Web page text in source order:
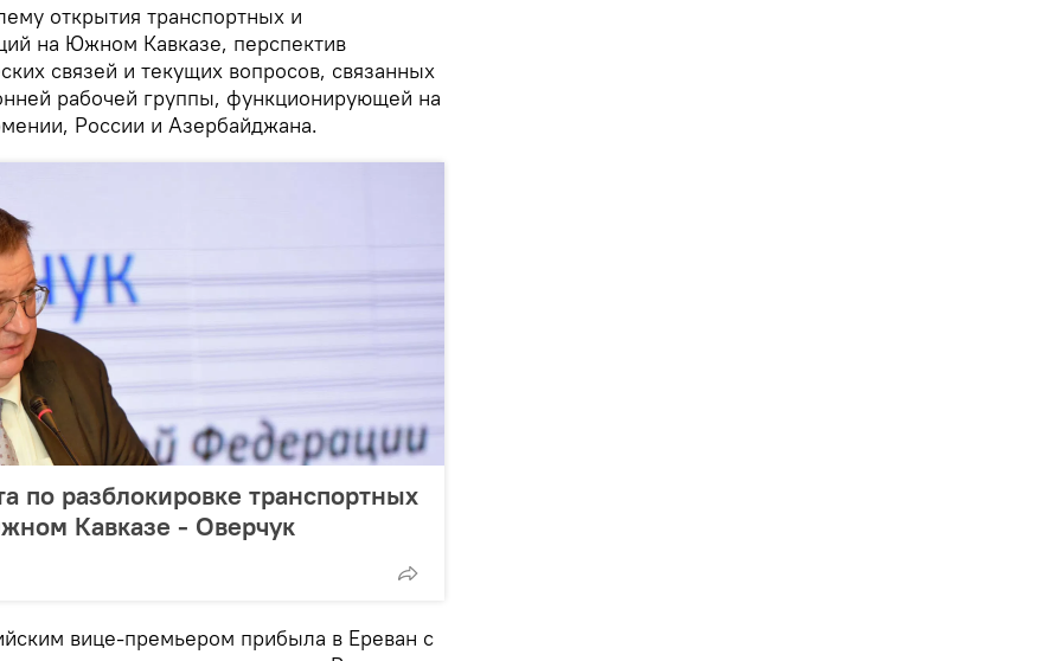
открытия транспортных и
на Южном Кавказе, перспектив
связей и текущих вопросов, связанных
рабочей группы, функционирующей на
России и Азербайджана.
по разблокировке транспортных
Кавказе - Оверчук
вице-премьером прибыла в Ереван с